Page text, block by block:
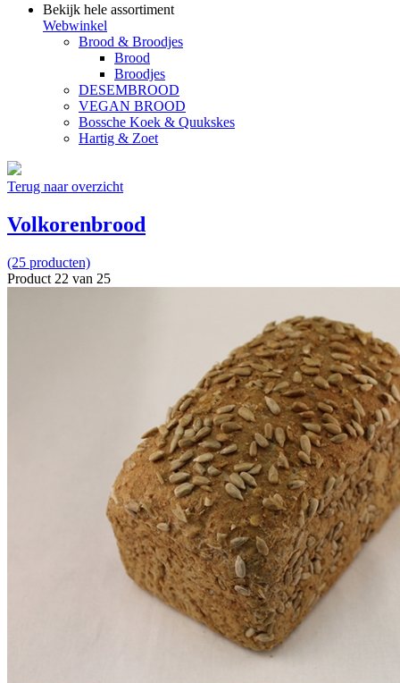
Bekijk hele assortiment
Webwinkel
Brood & Broodjes
Brood
Broodjes
DESEMBROOD
VEGAN BROOD
Bossche Koek & Quukskes
Hartig & Zoet
Terug naar overzicht
Volkorenbrood
(25 producten)
Product 22 van 25